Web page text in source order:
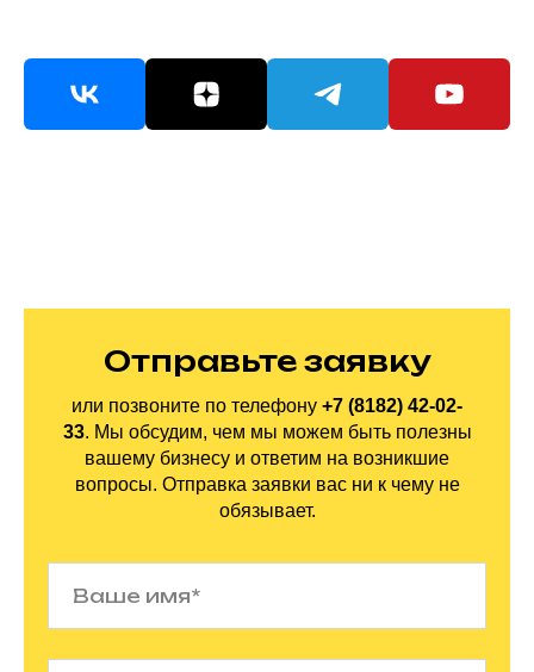
Отправьте заявку
или позвоните по телефону +7 (8182) 42-02-
33. Мы обсудим, чем мы можем быть полезны
вашему бизнесу и ответим на возникшие
вопросы. Отправка заявки вас ни к чему не
обязывает.